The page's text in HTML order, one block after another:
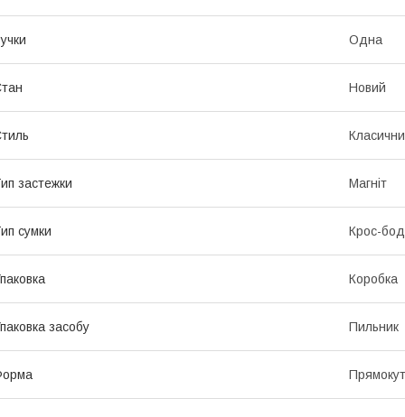
Одна
Новий
застежки Магніт
сумки Крос-
Коробка
засобу Пильник